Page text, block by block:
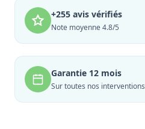
+255 avis vérifiés
Note moyenne 4.8/5
Garantie 12 mois
Sur toutes nos interventions